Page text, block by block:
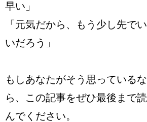
早い」
「元気だから、もう少し先でい
いだろう」
もしあなたがそう思っているな
ら、この記事をぜひ最後まで読
んでください。